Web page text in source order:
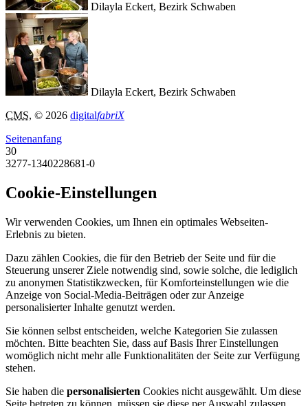
Dilayla Eckert, Bezirk Schwaben
Dilayla Eckert, Bezirk Schwaben
CMS, © 2026 digitalfabriX
Seitenanfang
30
3277-1340228681-0
Cookie-Einstellungen
Wir verwenden Cookies, um Ihnen ein optimales Webseiten-
Erlebnis zu bieten.
Dazu zählen Cookies, die für den Betrieb der Seite und für die
Steuerung unserer Ziele notwendig sind, sowie solche, die lediglich
zu anonymen Statistikzwecken, für Komforteinstellungen wie die
Anzeige von Social-Media-Beiträgen oder zur Anzeige
personalisierter Inhalte genutzt werden.
Sie können selbst entscheiden, welche Kategorien Sie zulassen
möchten. Bitte beachten Sie, dass auf Basis Ihrer Einstellungen
womöglich nicht mehr alle Funktionalitäten der Seite zur Verfügung
stehen.
Sie haben die personalisierten Cookies nicht ausgewählt. Um diese
Seite betreten zu können, müssen sie diese per Auswahl zulassen.